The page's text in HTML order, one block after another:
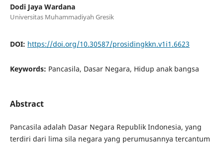
Dodi Jaya Wardana
Universitas Muhammadiyah Gresik
DOI: https://doi.org/10.30587/prosidingkkn.v1i1.6623
Keywords: Pancasila, Dasar Negara, Hidup anak bangsa
Abstract
Pancasila adalah Dasar Negara Republik Indonesia, yang
terdiri dari lima sila negara yang perumusannya tercantum